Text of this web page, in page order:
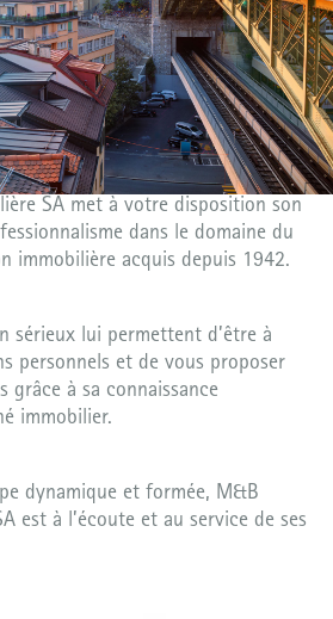
SA met à votre disposition son
dans le domaine du
immobilière acquis depuis 1942.
sérieux lui permettent d’être à
personnels et de vous proposer
grâce à sa connaissance
immobilier.
dynamique et formée, M&B
est à l’écoute et au service de ses